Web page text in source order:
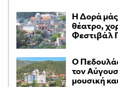
Η Δορά μάς
θέατρο,
Φεστιβάλ
Ο
τον
μουσική